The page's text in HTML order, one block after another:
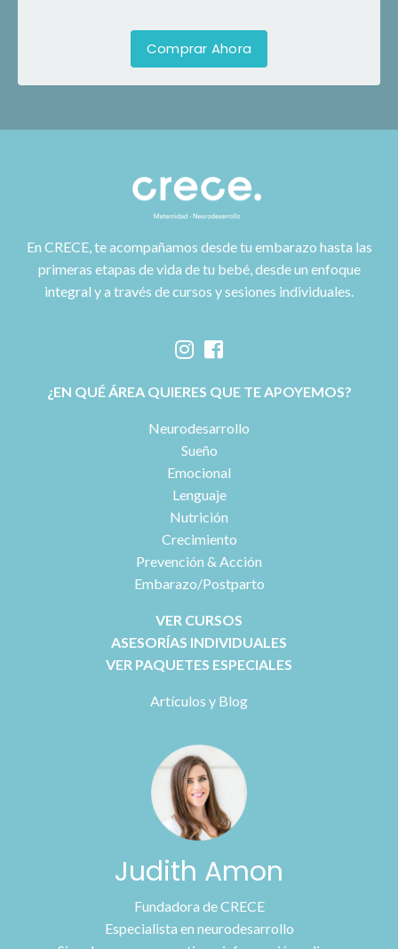
Comprar Ahora
En CRECE, te acompañamos desde tu embarazo hasta las
primeras etapas de vida de tu bebé, desde un enfoque
integral y a través de cursos y sesiones individuales.
¿EN QUÉ ÁREA QUIERES QUE TE APOYEMOS?
Neurodesarrollo
Sueño
Emocional
Lenguaje
Nutrición
Crecimiento
Prevención & Acción
Embarazo/Postparto
VER CURSOS
ASESORÍAS INDIVIDUALES
VER PAQUETES ESPECIALES
Artículos y Blog
Judith Amon
Fundadora de CRECE
Especialista en neurodesarrollo